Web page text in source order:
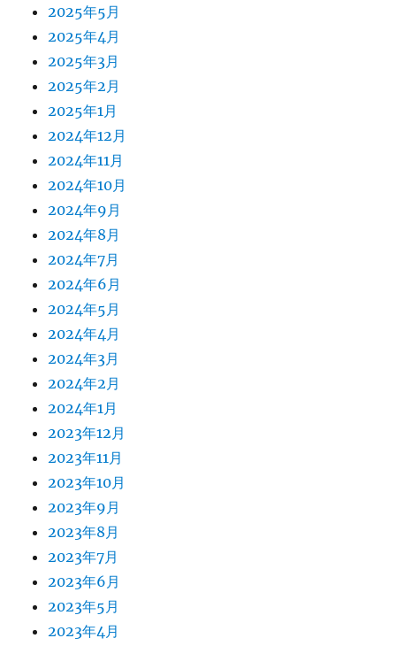
2025年5月
2025年4月
2025年3月
2025年2月
2025年1月
2024年12月
2024年11月
2024年10月
2024年9月
2024年8月
2024年7月
2024年6月
2024年5月
2024年4月
2024年3月
2024年2月
2024年1月
2023年12月
2023年11月
2023年10月
2023年9月
2023年8月
2023年7月
2023年6月
2023年5月
2023年4月